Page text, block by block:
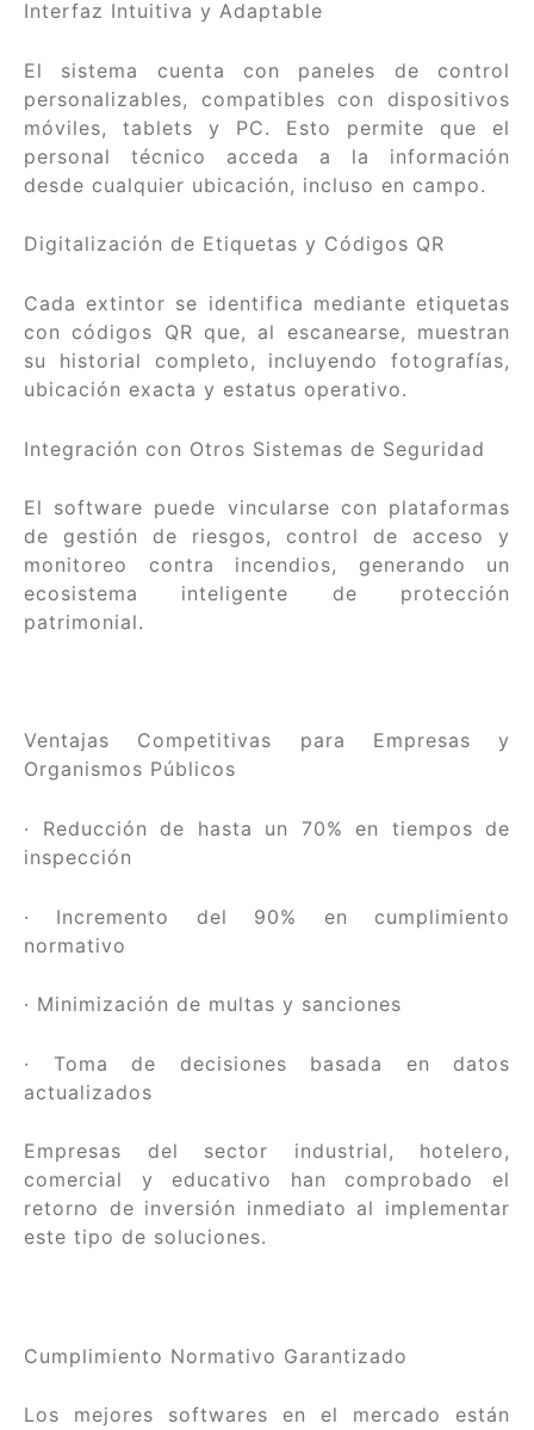
Interfaz Intuitiva y Adaptable
El sistema cuenta con paneles de control
personalizables, compatibles con dispositivos
móviles, tablets y PC. Esto permite que el
personal técnico acceda a la información
desde cualquier ubicación, incluso en campo.
Digitalización de Etiquetas y Códigos QR
Cada extintor se identifica mediante etiquetas
con códigos QR que, al escanearse, muestran
su historial completo, incluyendo fotografías,
ubicación exacta y estatus operativo.
Integración con Otros Sistemas de Seguridad
El software puede vincularse con plataformas
de gestión de riesgos, control de acceso y
monitoreo contra incendios, generando un
ecosistema inteligente de protección
patrimonial.
Ventajas Competitivas para Empresas y
Organismos Públicos
· Reducción de hasta un 70% en tiempos de
inspección
· Incremento del 90% en cumplimiento
normativo
· Minimización de multas y sanciones
· Toma de decisiones basada en datos
actualizados
Empresas del sector industrial, hotelero,
comercial y educativo han comprobado el
retorno de inversión inmediato al implementar
este tipo de soluciones.
Cumplimiento Normativo Garantizado
Los mejores softwares en el mercado están